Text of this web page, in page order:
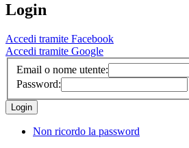
Login
Accedi tramite Facebook
Accedi tramite Google
Email o nome utente:
Password:
Non ricordo la password